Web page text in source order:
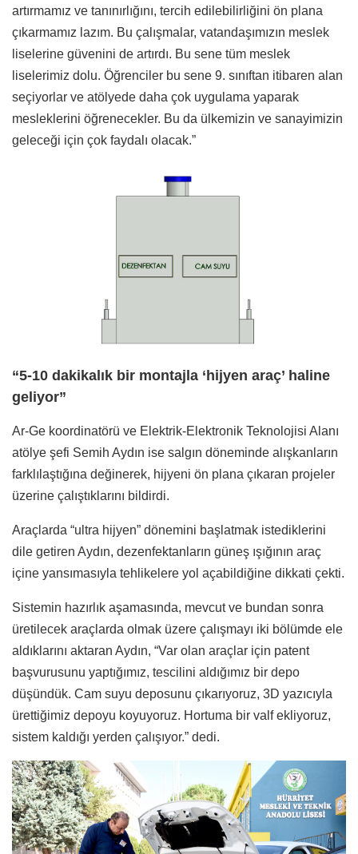
artırmamız ve tanınırlığını, tercih edilebilirliğini ön plana
çıkarmamız lazım. Bu çalışmalar, vatandaşımızın meslek
liselerine güvenini de artırdı. Bu sene tüm meslek
liselerimiz dolu. Öğrenciler bu sene 9. sınıftan itibaren alan
seçiyorlar ve atölyede daha çok uygulama yaparak
mesleklerini öğrenecekler. Bu da ülkemizin ve sanayimizin
geleceği için çok faydalı olacak.”
“5-10 dakikalık bir montajla ‘hijyen araç’ haline
geliyor”
Ar-Ge koordinatörü ve Elektrik-Elektronik Teknolojisi Alanı
atölye şefi Semih Aydın ise salgın döneminde alışkanların
farklılaştığına değinerek, hijyeni ön plana çıkaran projeler
üzerine çalıştıklarını bildirdi.
Araçlarda “ultra hijyen” dönemini başlatmak istediklerini
dile getiren Aydın, dezenfektanların güneş ışığının araç
içine yansımasıyla tehlikelere yol açabildiğine dikkati çekti.
Sistemin hazırlık aşamasında, mevcut ve bundan sonra
üretilecek araçlarda olmak üzere çalışmayı iki bölümde ele
aldıklarını aktaran Aydın, “Var olan araçlar için patent
başvurusunu yaptığımız, tescilini aldığımız bir depo
düşündük. Cam suyu deposunu çıkarıyoruz, 3D yazıcıyla
ürettiğimiz depoyu koyuyoruz. Hortuma bir valf ekliyoruz,
sistem kaldığı yerden çalışıyor.” dedi.